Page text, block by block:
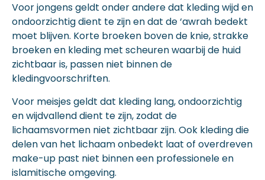
Voor jongens geldt onder andere dat kleding wijd en
ondoorzichtig dient te zijn en dat de ‘awrah bedekt
moet blijven. Korte broeken boven de knie, strakke
broeken en kleding met scheuren waarbij de huid
zichtbaar is, passen niet binnen de
kledingvoorschriften.
Voor meisjes geldt dat kleding lang, ondoorzichtig
en wijdvallend dient te zijn, zodat de
lichaamsvormen niet zichtbaar zijn. Ook kleding die
delen van het lichaam onbedekt laat of overdreven
make-up past niet binnen een professionele en
islamitische omgeving.